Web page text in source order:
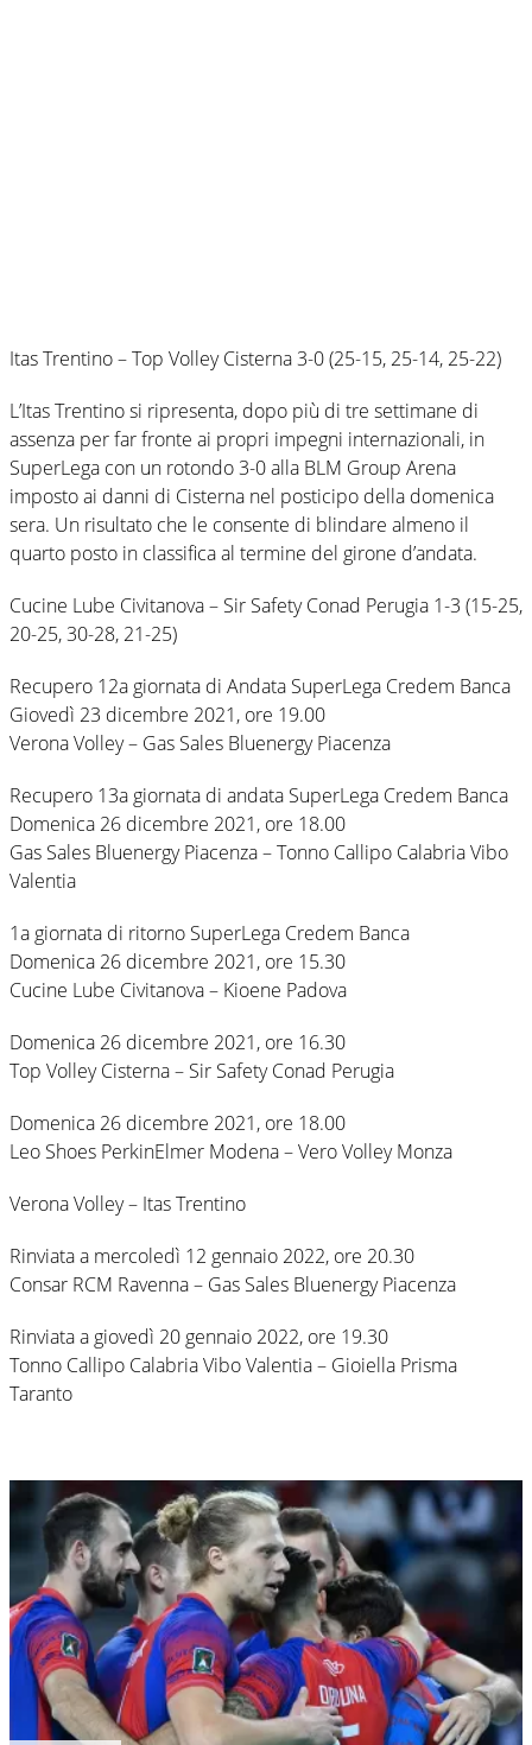
Itas Trentino – Top Volley Cisterna 3-0 (25-15, 25-14, 25-22)
L’Itas Trentino si ripresenta, dopo più di tre settimane di
assenza per far fronte ai propri impegni internazionali, in
SuperLega con un rotondo 3-0 alla BLM Group Arena
imposto ai danni di Cisterna nel posticipo della domenica
sera. Un risultato che le consente di blindare almeno il
quarto posto in classifica al termine del girone d’andata.
Cucine Lube Civitanova – Sir Safety Conad Perugia 1-3 (15-25,
20-25, 30-28, 21-25)
Recupero 12a giornata di Andata SuperLega Credem Banca
Giovedì 23 dicembre 2021, ore 19.00
Verona Volley – Gas Sales Bluenergy Piacenza
Recupero 13a giornata di andata SuperLega Credem Banca
Domenica 26 dicembre 2021, ore 18.00
Gas Sales Bluenergy Piacenza – Tonno Callipo Calabria Vibo
Valentia
1a giornata di ritorno SuperLega Credem Banca
Domenica 26 dicembre 2021, ore 15.30
Cucine Lube Civitanova – Kioene Padova
Domenica 26 dicembre 2021, ore 16.30
Top Volley Cisterna – Sir Safety Conad Perugia
Domenica 26 dicembre 2021, ore 18.00
Leo Shoes PerkinElmer Modena – Vero Volley Monza
Verona Volley – Itas Trentino
Rinviata a mercoledì 12 gennaio 2022, ore 20.30
Consar RCM Ravenna – Gas Sales Bluenergy Piacenza
Rinviata a giovedì 20 gennaio 2022, ore 19.30
Tonno Callipo Calabria Vibo Valentia – Gioiella Prisma
Taranto